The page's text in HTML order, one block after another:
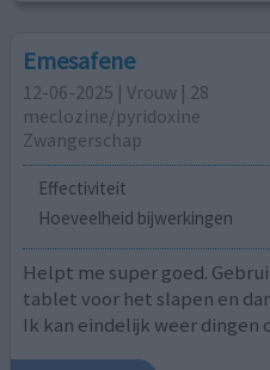
Emesafene
12-06-2025 | Vrouw | 28
meclozine/pyridoxine
Zwangerschap
Effectiviteit
Hoeveelheid bijwerkingen
Helpt me super goed.
tablet voor het slapen en
Ik kan eindelijk weer dingen